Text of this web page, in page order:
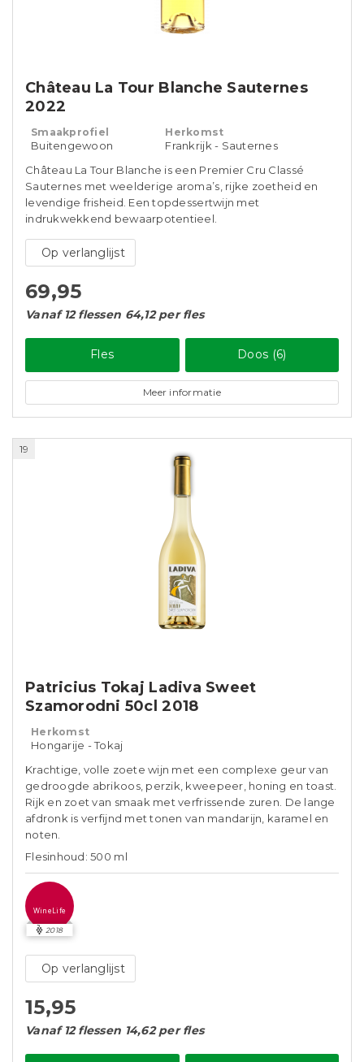
Château La Tour Blanche Sauternes
2022
Smaakprofiel
Buitengewoon
Herkomst
Frankrijk - Sauternes
Château La Tour Blanche is een Premier Cru Classé
Sauternes met weelderige aroma’s, rijke zoetheid en
levendige frisheid. Een topdessertwijn met
indrukwekkend bewaarpotentieel.
Op verlanglijst
69,95
Vanaf 12 flessen 64,12 per fles
Fles Doos (6)
Meer informatie
19
Patricius Tokaj Ladiva Sweet
Szamorodni 50cl 2018
Herkomst
Hongarije - Tokaj
Krachtige, volle zoete wijn met een complexe geur van
gedroogde abrikoos, perzik, kweepeer, honing en toast.
Rijk en zoet van smaak met verfrissende zuren. De lange
afdronk is verfijnd met tonen van mandarijn, karamel en
noten.
Flesinhoud: 500 ml
WineLife
2018
Op verlanglijst
15,95
Vanaf 12 flessen 14,62 per fles